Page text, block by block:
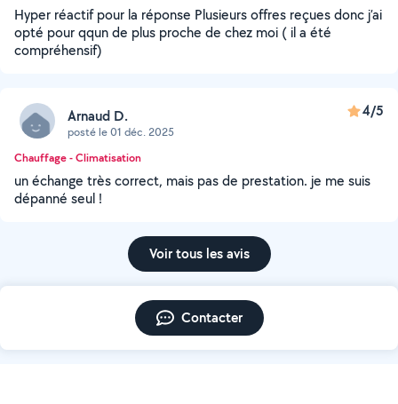
Hyper réactif pour la réponse Plusieurs offres reçues donc j’ai
opté pour qqun de plus proche de chez moi ( il a été
compréhensif)
Arnaud D.
posté le 01 déc. 2025
4/5
Chauffage - Climatisation
un échange très correct, mais pas de prestation. je me suis
dépanné seul !
Voir tous les avis
Contacter